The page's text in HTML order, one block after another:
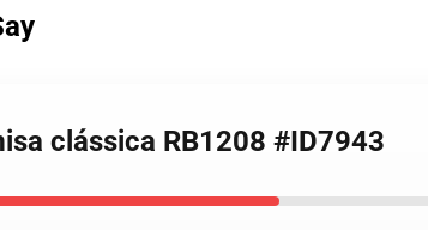
clássica RB1208 #ID7943